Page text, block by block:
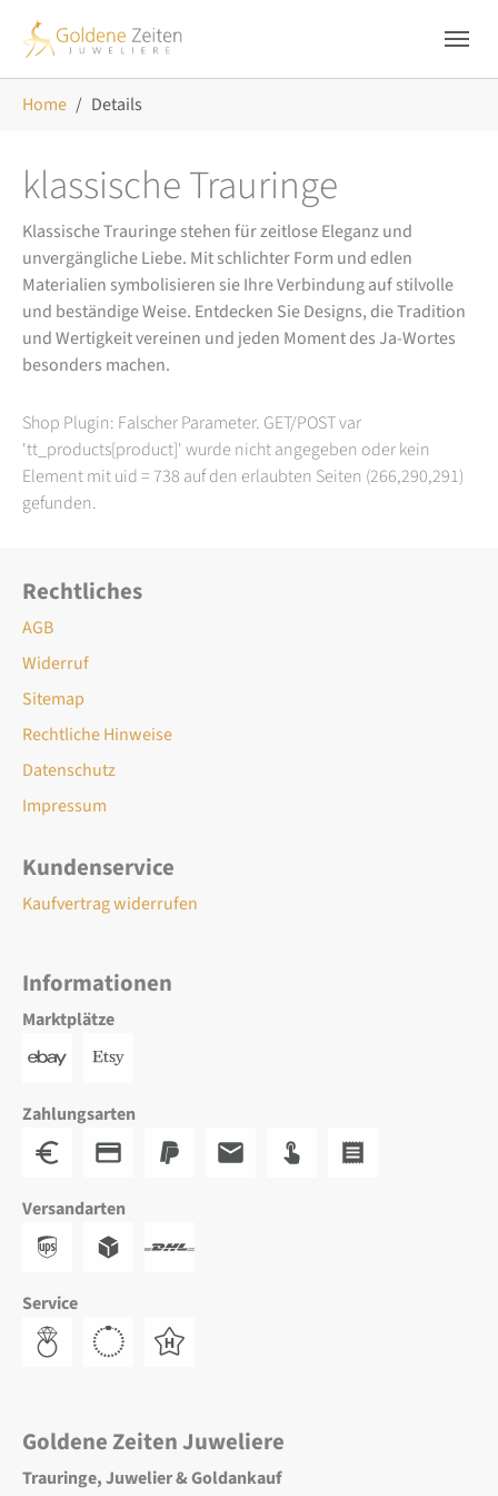
Home Details
klassische Trauringe
Klassische Trauringe stehen für zeitlose Eleganz und
unvergängliche Liebe. Mit schlichter Form und edlen
Materialien symbolisieren sie Ihre Verbindung auf stilvolle
und beständige Weise. Entdecken Sie Designs, die Tradition
und Wertigkeit vereinen und jeden Moment des Ja-Wortes
besonders machen.
Shop Plugin: Falscher Parameter. GET/POST var
'tt_products[product]' wurde nicht angegeben oder kein
Element mit uid = 738 auf den erlaubten Seiten (266,290,291)
gefunden.
Rechtliches
AGB
Widerruf
Sitemap
Rechtliche Hinweise
Datenschutz
Impressum
Kundenservice
Kaufvertrag widerrufen
Informationen
Marktplätze
Zahlungsarten
Versandarten
Service
Goldene Zeiten Juweliere
Trauringe, Juwelier & Goldankauf